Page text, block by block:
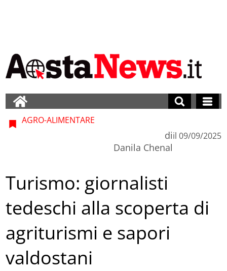
AGRO-ALIMENTARE
di
Danila Chenal
il 09/09/2025
Turismo: giornalisti
tedeschi alla scoperta di
agriturismi e sapori
valdostani